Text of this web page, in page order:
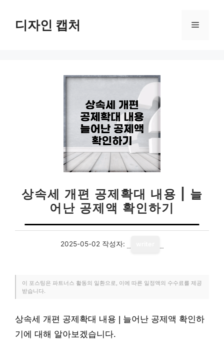
디자인 캡처 메
상속세 개편 공제확대 내용 | 늘
어난 공제액 확인하기
2025-05-02 작성자:
이 포스팅은 파트너스 활동의 일환으로, 이에 따른 일정액의 수수료를 제공
받습니다.
상속세 개편 공제확대 내용 | 늘어난 공제액 확인하
기에 대해 알아보겠습니다.